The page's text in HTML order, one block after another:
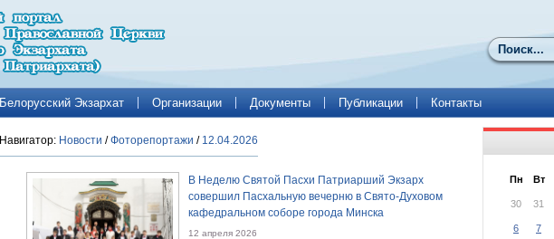
Поиск
Белорусский Экзархат Организации Документы Публикации Контакты
Навигатор: Новости /Фоторепортажи / 12.04.2026
В Неделю Святой Пасхи Патриарший Экзарх
совершил Пасхальную вечерню в Свято-Духовом
кафедральном соборе города Минска
12 апреля 2026
Пн Вт
30 31
6 7